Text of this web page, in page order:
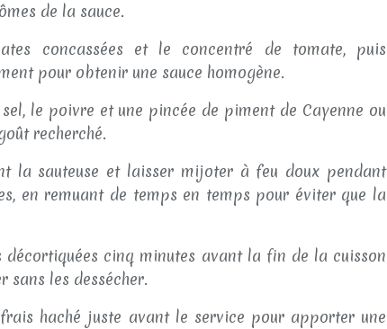
de la sauce.
concassées et le concentré de tomate, puis
pour obtenir une sauce homogène.
le poivre et une pincée de piment de Cayenne ou
recherché.
la sauteuse et laisser mijoter à feu doux pendant
en remuant de temps en temps pour éviter que la
décortiquées cinq minutes avant la fin de la cuisson
sans les dessécher.
haché juste avant le service pour apporter une